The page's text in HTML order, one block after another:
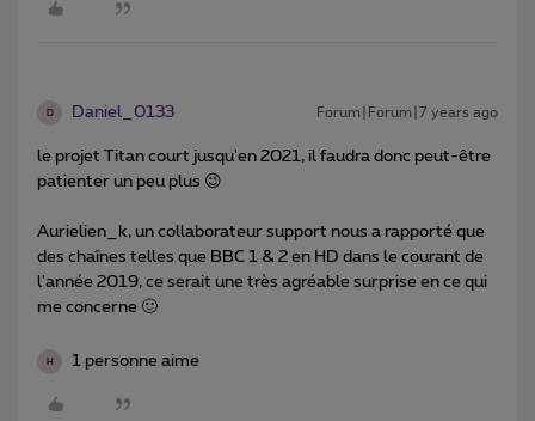
D Daniel_0133 Forum|Forum|7 years ago
le projet Titan court jusqu'en 2021, il faudra donc peut-être
patienter un peu plus 😉
Aurielien_k, un collaborateur support nous a rapporté que
des chaînes telles que BBC 1 & 2 en HD dans le courant de
l'année 2019, ce serait une très agréable surprise en ce qui
me concerne 🙂
H 1 personne aime